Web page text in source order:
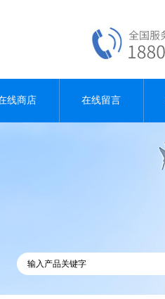
线商店 在线留言